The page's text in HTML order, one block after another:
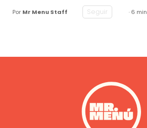
Por Mr Menu Staff Seguir · 6 min